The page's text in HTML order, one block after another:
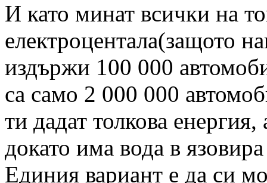
И като минат всички на
електроцентала(защото
издържи 100 000
са само 2 000 000
ти дадат толкова
докато има вода в
Единия вариант е да си